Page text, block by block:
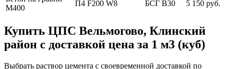
М400
П4 F200 W8 БСГ В30 5 150 руб.
Купить ЦПС Вельмогово, Клинский
район с доставкой цена за 1 м3 (куб)
Выбрать раствор цемента с своевременной доставкой по